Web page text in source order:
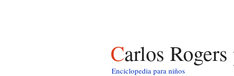
Carlos
Enciclopedia para niños